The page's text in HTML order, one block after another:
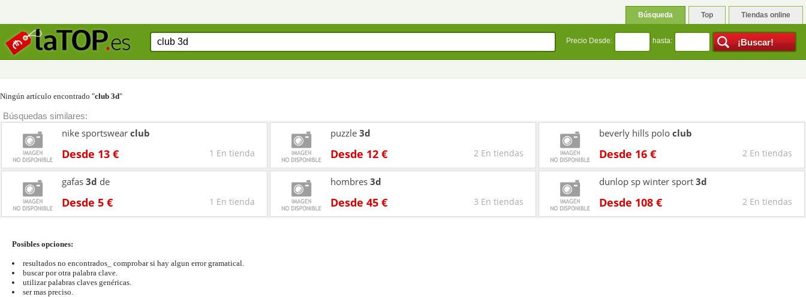
Búsqueda Top Tiendas online
Precio Desde: hasta:
Ningún artículo encontrado "club 3d"
Búsquedas similares:
Desde 13 € 1 En tienda
nike sportswear club
Desde 12 € 2 En tiendas
puzzle 3d
Desde 16 € 2 En tiendas
beverly hills polo club
Desde 5 € 1 En tienda
gafas 3d de
Desde 45 € 3 En tiendas
hombres 3d
Desde 108 € 2 En tiendas
dunlop sp winter sport 3d
Posibles opciones:
resultados no encontrados_ comprobar si hay algun error gramatical.
buscar por otra palabra clave.
utilizar palabras claves genéricas.
ser mas preciso.